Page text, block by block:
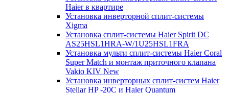
Haier в квартире
Установка инверторной сплит-системы
Xigma
Установка сплит-системы Haier Spirit DC
AS25HSL1HRA-W/1U25HSL1FRA
Установка мульти сплит-системы Haier Coral
Super Match и монтаж приточного клапана
Vakio KIV New
Установка инверторных сплит-систем Haier
Stellar HP -20С и Haier Quantum